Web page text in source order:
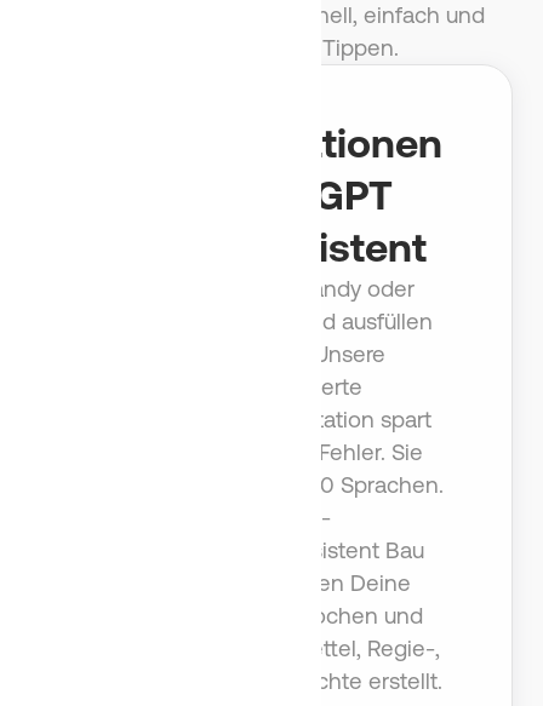
per Spracheingabe – schnell, einfach und
ohne mühsames Tippen.
Dokumentationen
per ChatGPT
Sprachassistent
Tippen auf dem Handy oder
Berichte mit der Hand ausfüllen
ist Geschichte. Unsere
sprachgesteuerte
Baustellendokumentation spart
Zeit und vermeidet Fehler. Sie
funktioniert in über 100 Sprachen.
Mit dem KI-
Dokumentationsassistent Bau
hast Du in Sekunden Deine
Nachricht eingesprochen und
Aufgaben, Stundenzettel, Regie-,
Bau- und Mängelberichte erstellt.